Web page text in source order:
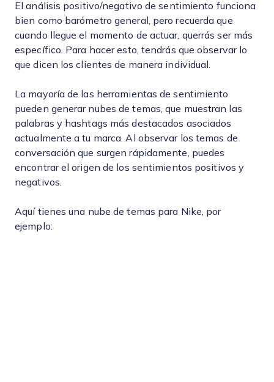
El análisis positivo/negativo de sentimiento funciona
bien como barómetro general, pero recuerda que
cuando llegue el momento de actuar, querrás ser más
específico. Para hacer esto, tendrás que observar lo
que dicen los clientes de manera individual.
La mayoría de las herramientas de sentimiento
pueden generar nubes de temas, que muestran las
palabras y hashtags más destacados asociados
actualmente a tu marca. Al observar los temas de
conversación que surgen rápidamente, puedes
encontrar el origen de los sentimientos positivos y
negativos.
Aquí tienes una nube de temas para Nike, por
ejemplo: